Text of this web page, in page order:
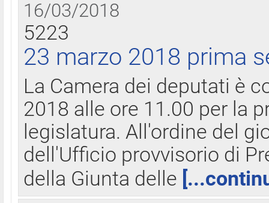
16/03/2018
5223
23 marzo 2018 prima
La Camera dei deputati è
2018 alle ore 11.00 per la
legislatura. All'ordine del
dell'Ufficio provvisorio di
della Giunta delle